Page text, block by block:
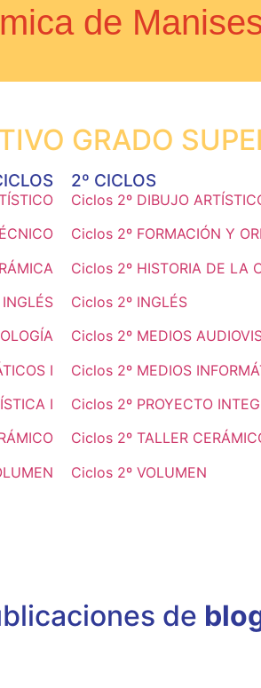
de
GRADO
I
I
2º CICLOS
Ciclos 2º DIBUJO
Ciclos 2º FORMACIÓN Y
Ciclos 2º HISTORIA DE LA
Ciclos 2º INGLÉS
Ciclos 2º MEDIOS
Ciclos 2º MEDIOS
Ciclos 2º PROYECTO
Ciclos 2º TALLER
Ciclos 2º VOLUMEN
de